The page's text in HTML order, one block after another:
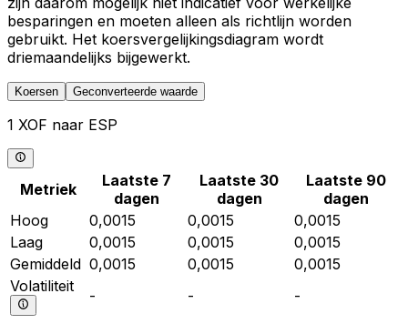
besparingen en moeten alleen als richtlijn worden
gebruikt. Het koersvergelijkingsdiagram wordt
driemaandelijks bijgewerkt.
Koersen Geconverteerde waarde
1 XOF naar ESP
Metriek
Laatste 7
dagen
Laatste 30
dagen
Laatste 90
dagen
Hoog
0,0015 0,0015
0,0015
Laag
0,0015 0,0015
0,0015
Gemiddeld 0,0015 0,0015
0,0015
Volatiliteit
- - -